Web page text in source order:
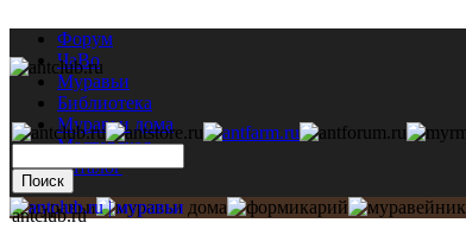
Форум
ЧаВо
Муравьи
Библиотека
Муравьи дома
Мастерская
Каталог
antclub.ru